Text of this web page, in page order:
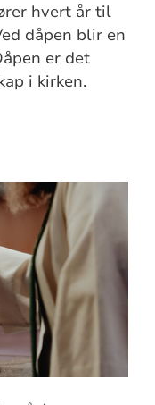
hvert år til
dåpen blir en
er det
i kirken.